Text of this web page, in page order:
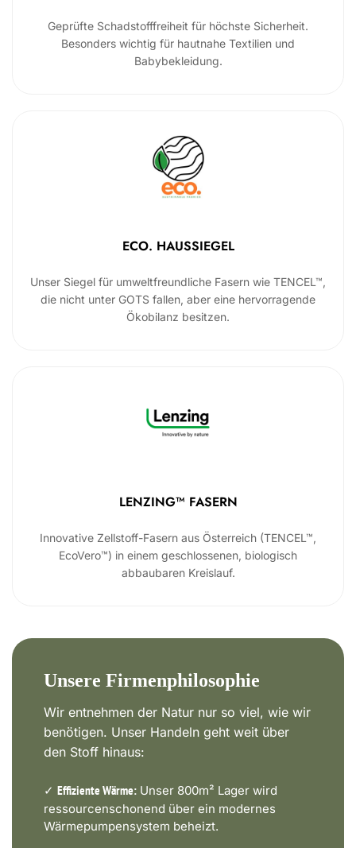
Geprüfte Schadstofffreiheit für höchste Sicherheit.
Besonders wichtig für hautnahe Textilien und
Babybekleidung.
ECO. HAUSSIEGEL
Unser Siegel für umweltfreundliche Fasern wie TENCEL™,
die nicht unter GOTS fallen, aber eine hervorragende
Ökobilanz besitzen.
LENZING™ FASERN
Innovative Zellstoff-Fasern aus Österreich (TENCEL™,
EcoVero™) in einem geschlossenen, biologisch
abbaubaren Kreislauf.
Unsere Firmenphilosophie
Wir entnehmen der Natur nur so viel, wie wir
benötigen. Unser Handeln geht weit über
den Stoff hinaus:
✓ Effiziente Wärme: Unser 800m² Lager wird
ressourcenschonend über ein modernes
Wärmepumpensystem beheizt.